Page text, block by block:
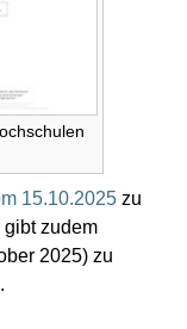
15.10.2025 zu
zudem
2025) zu